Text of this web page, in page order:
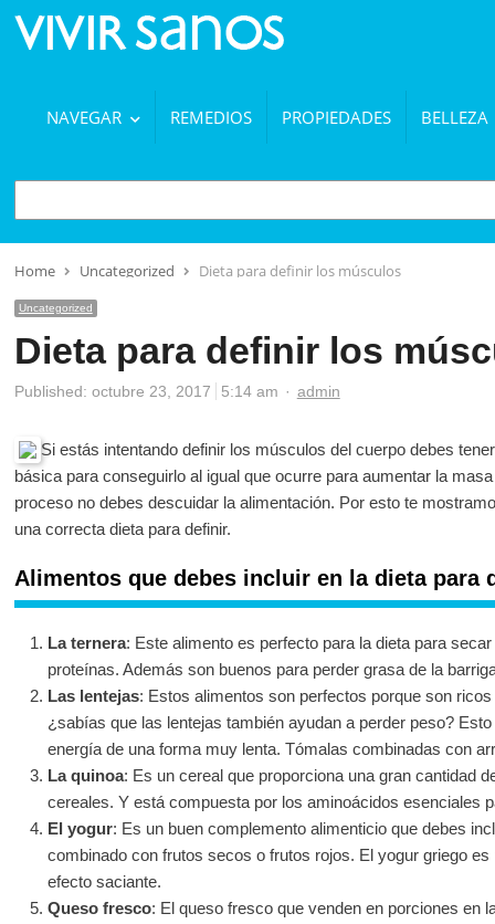
NAVEGAR REMEDIOS PROPIEDADES BELLEZA
BUSCAR
Home Uncategorized Dieta para definir los músculos
Uncategorized
Dieta para definir los
Published: octubre 23, 2017 5:14 am Author
admin
Si estás intentando definir los músculos del cuerpo debes
básica para conseguirlo al igual que ocurre para aumentar la
proceso no debes descuidar la alimentación. Por esto te
una correcta dieta para definir.
Alimentos que debes incluir en la dieta para
La ternera: Este alimento es perfecto para la dieta para
proteínas. Además son buenos para perder grasa de la
Las lentejas: Estos alimentos son perfectos porque son
¿sabías que las lentejas también ayudan a perder peso?
energía de una forma muy lenta. Tómalas combinadas con
La quinoa: Es un cereal que proporciona una gran cantidad
cereales. Y está compuesta por los aminoácidos esenciales
El yogur: Es un buen complemento alimenticio que debes
combinado con frutos secos o frutos rojos. El yogur griego es
efecto saciante.
Queso fresco: El queso fresco que venden en porciones en